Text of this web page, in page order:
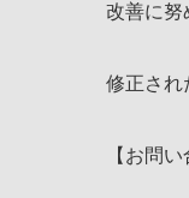
改善に努
修正され
【お問い